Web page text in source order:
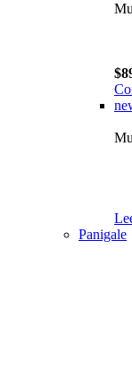
Panigale